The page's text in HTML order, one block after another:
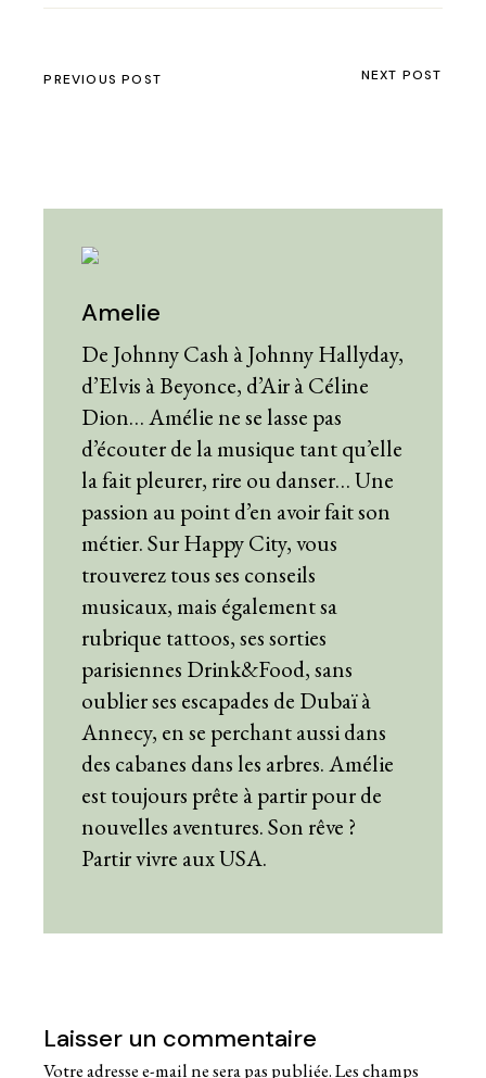
PREVIOUS POST NEXT POST
Amelie
De Johnny Cash à Johnny Hallyday,
d’Elvis à Beyonce, d’Air à Céline
Dion… Amélie ne se lasse pas
d’écouter de la musique tant qu’elle
la fait pleurer, rire ou danser… Une
passion au point d’en avoir fait son
métier. Sur Happy City, vous
trouverez tous ses conseils
musicaux, mais également sa
rubrique tattoos, ses sorties
parisiennes Drink&Food, sans
oublier ses escapades de Dubaï à
Annecy, en se perchant aussi dans
des cabanes dans les arbres. Amélie
est toujours prête à partir pour de
nouvelles aventures. Son rêve ?
Partir vivre aux USA.
Laisser un commentaire
Votre adresse e-mail ne sera pas publiée.Les champs